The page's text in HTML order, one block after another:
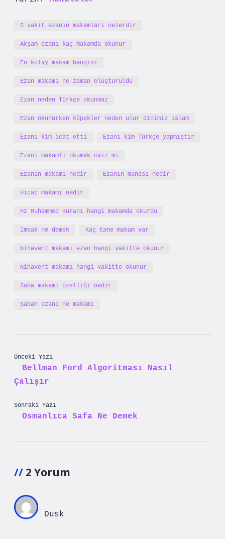
5 vakit ezanın makamları nelerdir
Akşam ezanı kaç makamda okunur
En kolay makam hangisi
Ezan makamı ne zaman oluşturuldu
Ezan neden Türkçe okunmaz
Ezan okunurken köpekler neden ulur dinimiz islam
Ezanı kim icat etti Ezanı kim Türkçe yapmıştır
Ezanı makamlı okumak caiz mi
Ezanın makamı nedir Ezanın manası nedir
Hicaz makamı nedir
Hz Muhammed Kuranı hangi makamda okurdu
İmsak ne demek Kaç tane makam var
Nihavent makamı ezan hangi vakitte okunur
Nihavent makamı hangi vakitte okunur
Saba makamı özelliği nedir
Sabah ezanı ne makamı
Önceki Yazı
Bellman Ford Algoritması Nasıl
Çalışır
Sonraki Yazı
Osmanlıca Safa Ne Demek
2 Yorum
Dusk